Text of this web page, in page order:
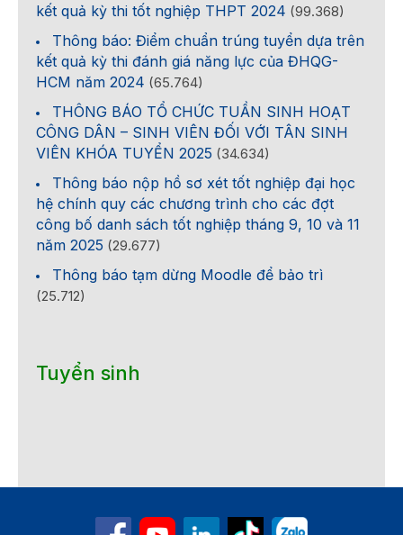
kết quả kỳ thi tốt nghiệp THPT 2024 (99.368)
Thông báo: Điểm chuẩn trúng tuyển dựa trên
kết quả kỳ thi đánh giá năng lực của ĐHQG-
HCM năm 2024 (65.764)
THÔNG BÁO TỔ CHỨC TUẦN SINH HOẠT
CÔNG DÂN – SINH VIÊN ĐỐI VỚI TÂN SINH
VIÊN KHÓA TUYỂN 2025 (34.634)
Thông báo nộp hồ sơ xét tốt nghiệp đại học
hệ chính quy các chương trình cho các đợt
công bố danh sách tốt nghiệp tháng 9, 10 và 11
năm 2025 (29.677)
Thông báo tạm dừng Moodle để bảo trì
(25.712)
Tuyển sinh